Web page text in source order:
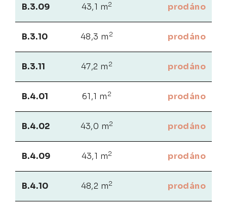
B.3.09 43,1 m2 prodáno
B.3.10 48,3 m 2 prodáno
B.3.11 47,2 m 2 prodáno
B.4.01 61,1 m 2 prodáno
B.4.02 43,0 m2 prodáno
B.4.09 43,1 m2 prodáno
B.4.10 48,2 m2 prodáno